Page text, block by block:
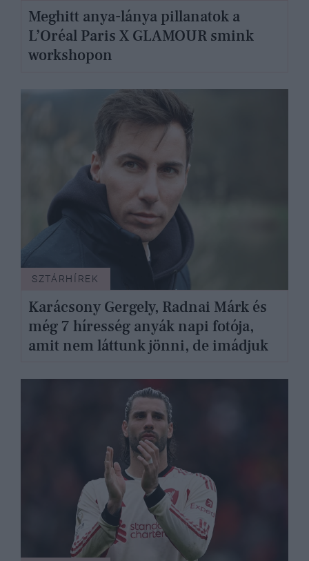
Meghitt anya-lánya pillanatok a
L’Oréal Paris X GLAMOUR smink
workshopon
SZTÁRHÍREK
Karácsony Gergely, Radnai Márk és
még 7 híresség anyák napi fotója,
amit nem láttunk jönni, de imádjuk